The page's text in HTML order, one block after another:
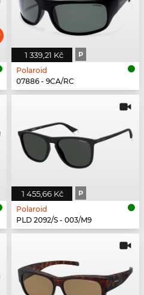
1 339,21 Kč P
Polaroid
07886 - 9CA/RC
1 455,66 Kč P
Polaroid
PLD 2092/S - 003/M9